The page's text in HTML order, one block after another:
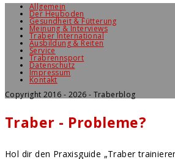
Allgemein
Der Heuboden
Gesundheit & Fütterung
Meinung & Interviews
Traber International
Ausbildung & Reiten
Service
Trabrennsport
Datenschutz
Impressum
Kontakt
Copyright 2016 - 2026 - Traberblog
Traber - Probleme?
Hol dir den Praxisguide „Traber